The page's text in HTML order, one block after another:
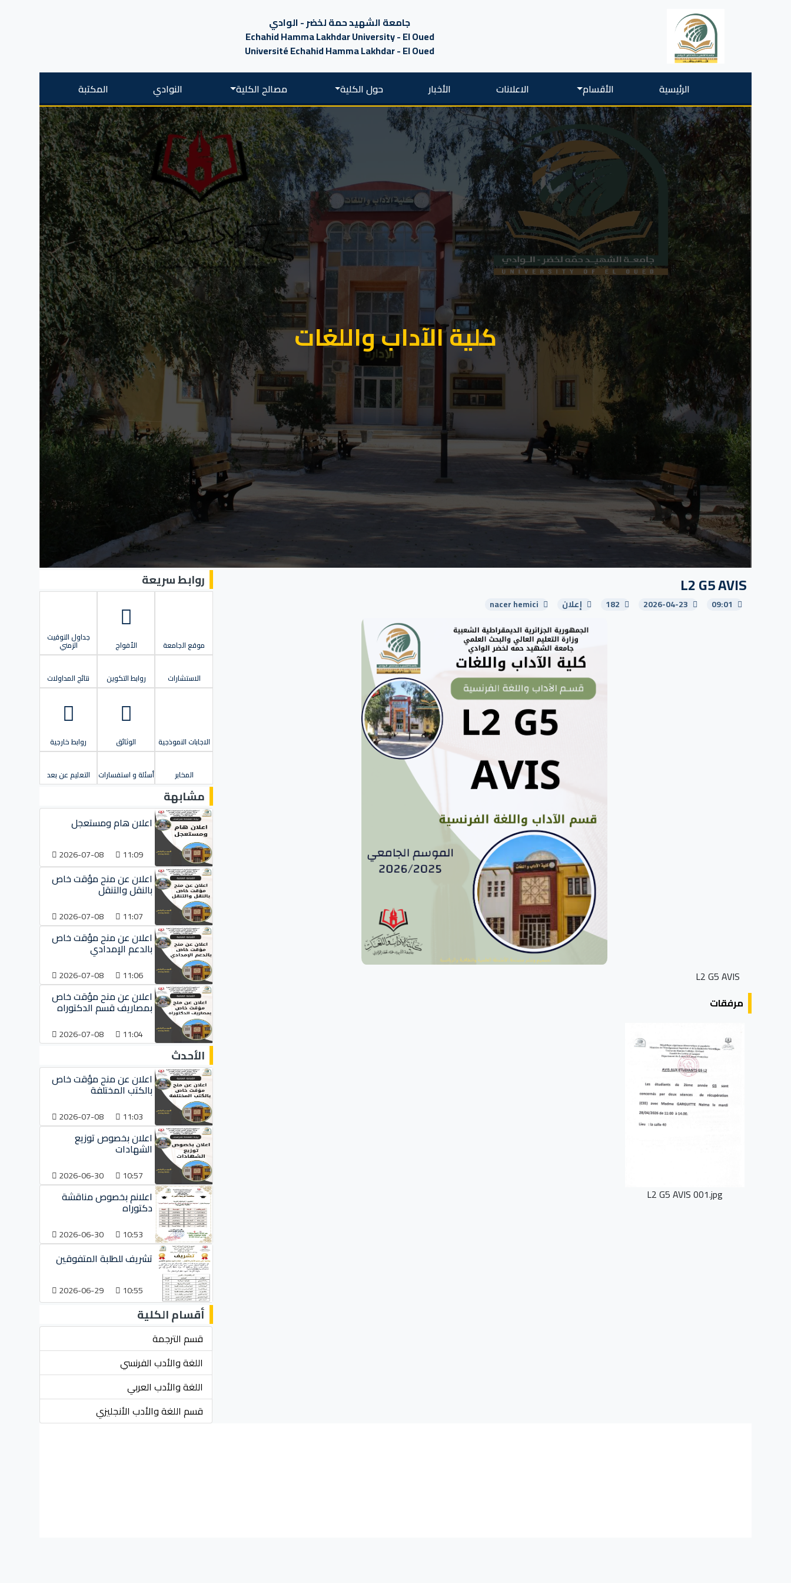
جامعة الشهيد حمة لخضر - الوادي
Echahid Hamma Lakhdar University - El Oued
Université Echahid Hamma Lakhdar - El Oued
الرئيسية الأقسام الاعلانات الأخبار حول الكلية مصالح الكلية النوادي المكتبة
كلية الآداب واللغات
L2 G5 AVIS
09:01
2026-04-23
182 إعلان nacer hemici
L2 G5 AVIS
مرفقات
L2 G5 AVIS 001.jpg
روابط سريعة
موقع الجامعة الأفواج
جداول التوقيت
الزمني
الاستشارات روابط التكوين نتائج المداولات
الاجابات النموذجية الوثائق روابط خارجية
المخابر أسئلة و استفسارات التعليم عن بعد
مشابهة
اعلان هام ومستعجل
11:09
2026-07-08
اعلان عن منح مؤقت خاص
بالنقل والتنقل
11:07
2026-07-08
اعلان عن منح مؤقت خاص
بالدعم الإمدادي
11:06
2026-07-08
اعلان عن منح مؤقت خاص
بمصاريف قسم الدكتوراه
11:04
2026-07-08
الأحدث
اعلان عن منح مؤقت خاص
بالكتب المختلفة
11:03
2026-07-08
اعلان بخصوص توزيع
الشهادات
10:57
2026-06-30
اعلانم بخصوص مناقشة
دكتوراه
10:53
2026-06-30
تشريف للطلبة المتفوقين
10:55
2026-06-29
أقسام الكلية
قسم الترجمة
اللغة والأدب الفرنسي
اللغة والأدب العربي
قسم اللغة والأدب الأنجليزي